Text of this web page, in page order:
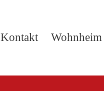
Kontakt Wohnheim